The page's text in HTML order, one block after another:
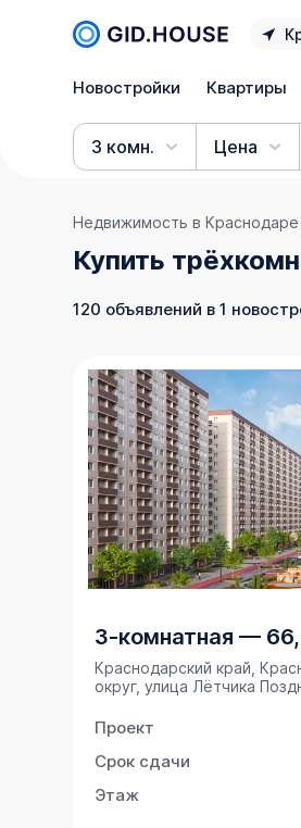
Новостройки Квартиры
3 комн. Цена
Недвижимость в Краснодаре
Купить
120 объявлений в 1
3-комнатная —
Краснодарский край,
округ, улица Лётчика
Проект
Срок сдачи
Этаж